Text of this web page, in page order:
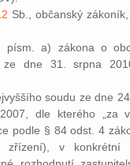
Sb., občanský
a) zákona o
ze dne 31. srpna
soudu ze dne
dle kterého „za
podle § 84 odst. 4
zřízení), v konkrétní